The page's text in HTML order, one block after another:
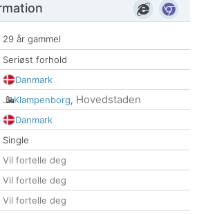
29 år gammel
Seriøst forhold
Danmark
Klampenborg, Hovedstaden
Danmark
Single
Vil fortelle deg
Vil fortelle deg
Vil fortelle deg